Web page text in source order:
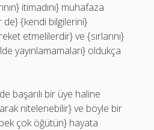
itimadını} muhafaza
de} {kendi bilgilerini}
etmelilerdir} ve {sırlarını}
yayınlamamaları} oldukça
başarılı bir üye haline
nitelenebilir} ve böyle bir
çok öğütün} hayata